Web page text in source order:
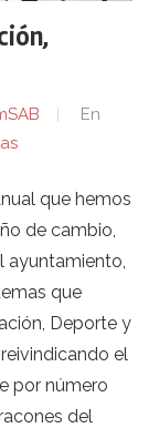
En
que hemos
de cambio,
ayuntamiento,
que
Deporte y
el
por número
del